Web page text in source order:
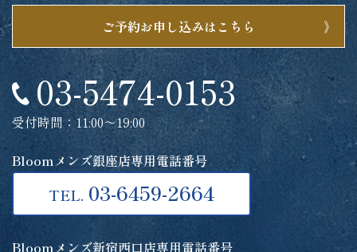
ご予約お申し込みはこちら
03-5474-0153
受付時間：11:00～19:00
Bloomメンズ銀座店専用電話番号
TEL. 03-6459-2664
Bloomメンズ新宿西口店専用電話番号